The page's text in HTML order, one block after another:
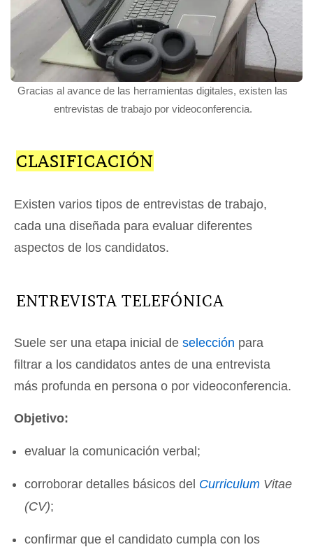
Gracias al avance de las herramientas digitales, existen las
entrevistas de trabajo por videoconferencia.
CLASIFICACIÓN
Existen varios tipos de entrevistas de trabajo,
cada una diseñada para evaluar diferentes
aspectos de los candidatos.
ENTREVISTA TELEFÓNICA
Suele ser una etapa inicial de selección para
filtrar a los candidatos antes de una entrevista
más profunda en persona o por videoconferencia.
Objetivo:
evaluar la comunicación verbal;
corroborar detalles básicos del Curriculum Vitae
(CV);
confirmar que el candidato cumpla con los